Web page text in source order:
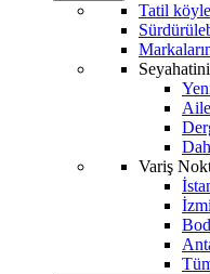
Tatil
Variş